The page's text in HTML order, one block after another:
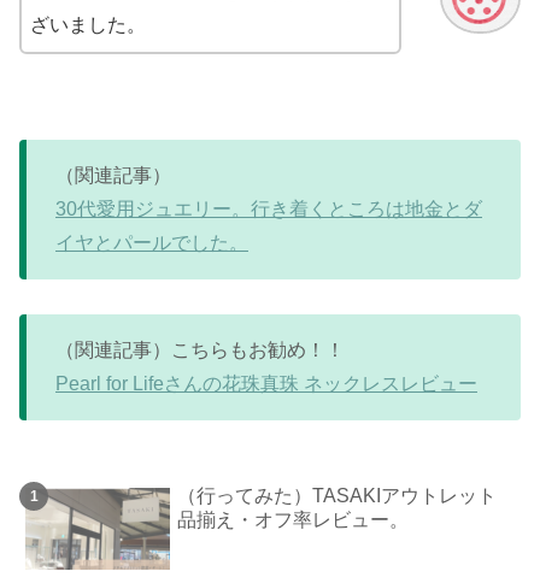
ざいました。
（関連記事）
30代愛用ジュエリー。行き着くところは地金とダ
イヤとパールでした。
（関連記事）こちらもお勧め！！
Pearl for Lifeさんの花珠真珠 ネックレスレビュー
（行ってみた）TASAKIアウトレット
品揃え・オフ率レビュー。